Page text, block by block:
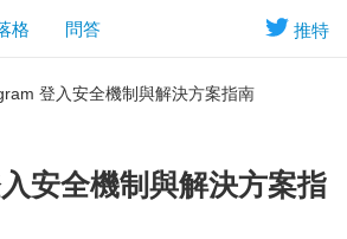
推特
格 問答
登入安全機制與解決方案指南
安全機制與解決方案指